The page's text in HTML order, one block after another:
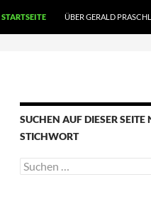
STARTSEITE ÜBER GERALD PRASCHL
SUCHEN AUF DIESER SEITE
STICHWORT
Suche
nach: